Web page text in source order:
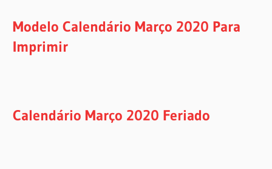
Modelo Calendário Março 2020 Para
Imprimir
Calendário Março 2020 Feriado